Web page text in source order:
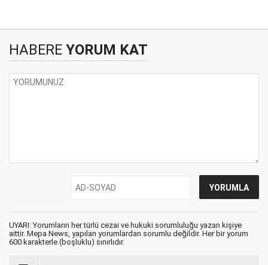
HABERE YORUM KAT
UYARI: Yorumların her türlü cezai ve hukuki sorumluluğu yazan kişiye
aittir. Mepa News, yapılan yorumlardan sorumlu değildir. Her bir yorum
600 karakterle (boşluklu) sınırlıdır.